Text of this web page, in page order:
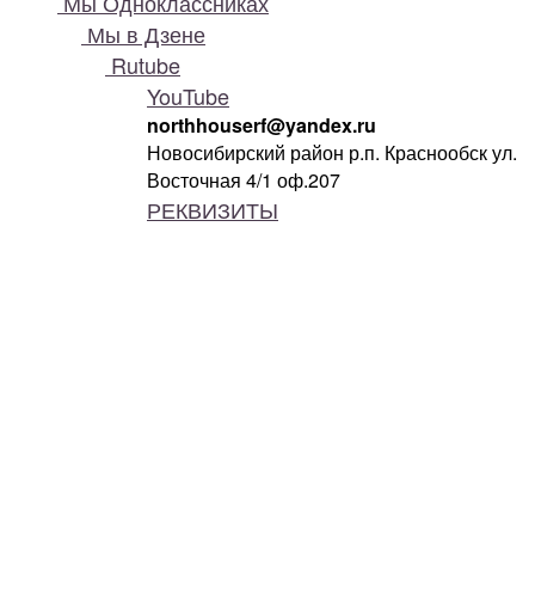
Мы в Дзене
Rutube
YouTube
northhouserf@yandex.ru
Новосибирский район р.п. Краснообск ул.
Восточная 4/1 оф.207
РЕКВИЗИТЫ